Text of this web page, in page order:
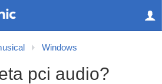
Windows
pci audio?